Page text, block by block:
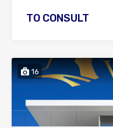
TO CONSULT
16